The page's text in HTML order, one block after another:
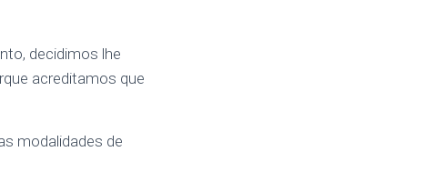
decidimos lhe
acreditamos que
modalidades de